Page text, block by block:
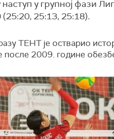
у групној фази
25:13, 25:18).
ТЕНТ је остварио
после 2009. године